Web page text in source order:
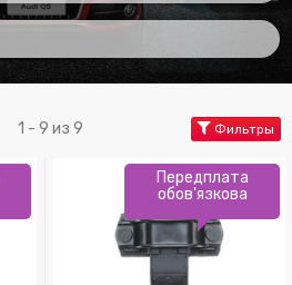
1 - 9 из 9 Фильтры
Передплата
обов'язкова